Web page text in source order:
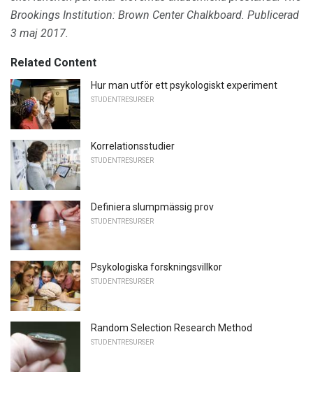
Brookings Institution: Brown Center Chalkboard. Publicerad
3 maj 2017.
Related Content
Hur man utför ett psykologiskt experiment
STUDENTRESURSER
Korrelationsstudier
STUDENTRESURSER
Definiera slumpmässig prov
STUDENTRESURSER
Psykologiska forskningsvillkor
STUDENTRESURSER
Random Selection Research Method
STUDENTRESURSER